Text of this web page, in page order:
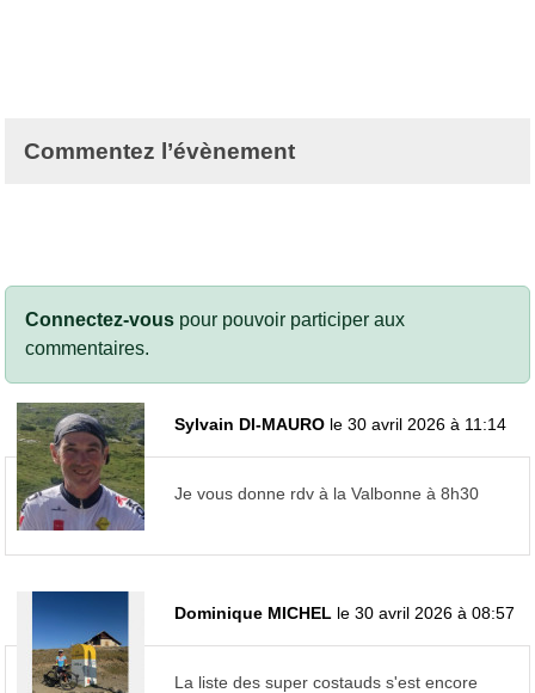
Commentez l’évènement
Connectez-vous pour pouvoir participer aux
commentaires.
Sylvain DI-MAURO le 30 avril 2026 à 11:14
Je vous donne rdv à la Valbonne à 8h30
Dominique MICHEL le 30 avril 2026 à 08:57
La liste des super costauds s'est encore